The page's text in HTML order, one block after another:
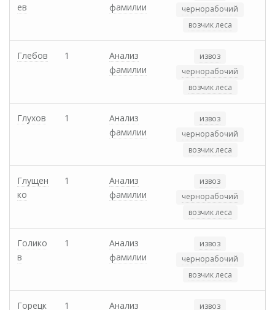
ев
фамилии
чернорабочий
возчик леса
Глебов 1
Анализ
фамилии
извоз
чернорабочий
возчик леса
Глухов 1
Анализ
фамилии
извоз
чернорабочий
возчик леса
Глущен
ко
1
Анализ
фамилии
извоз
чернорабочий
возчик леса
Голико
в
1
Анализ
фамилии
извоз
чернорабочий
возчик леса
Горецк 1 Анализ извоз